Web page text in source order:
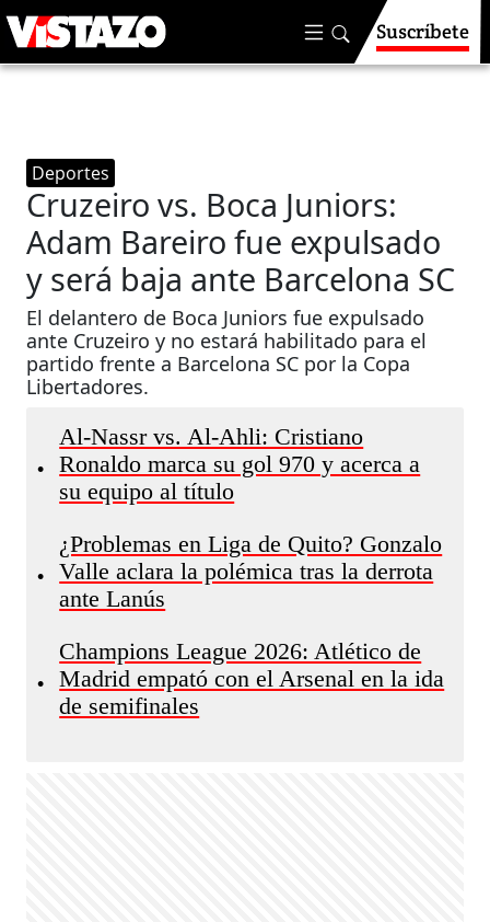
Suscríbete
Deportes
Cruzeiro vs. Boca Juniors:
Adam Bareiro fue expulsado
y será baja ante Barcelona SC
El delantero de Boca Juniors fue expulsado
ante Cruzeiro y no estará habilitado para el
partido frente a Barcelona SC por la Copa
Libertadores.
•
Al-Nassr vs. Al-Ahli: Cristiano
Ronaldo marca su gol 970 y acerca a
su equipo al título
•
¿Problemas en Liga de Quito? Gonzalo
Valle aclara la polémica tras la derrota
ante Lanús
•
Champions League 2026: Atlético de
Madrid empató con el Arsenal en la ida
de semifinales